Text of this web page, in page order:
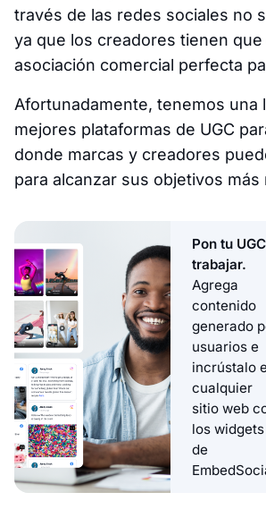
través de las redes sociales no
ya que los creadores tienen
asociación comercial perfecta
Afortunadamente, tenemos una
mejores plataformas de UGC
donde marcas y creadores
para alcanzar sus objetivos más
Pon tu
trabajar.
Agrega
contenido
generado
usuarios e
incrústalo
cualquier
sitio web
los widgets
de